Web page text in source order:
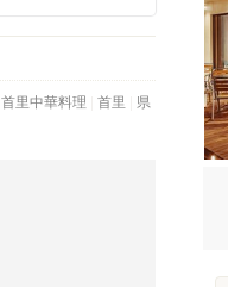
首里中華料理 首里
県